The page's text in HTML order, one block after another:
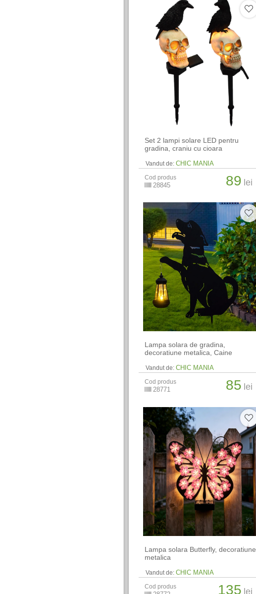
Set 2 lampi solare LED pentru
gradina, craniu cu cioara
Vandut de: CHIC MANIA
Cod produs
28845 89 lei
Lampa solara de gradina,
decoratiune metalica, Caine
Vandut de: CHIC MANIA
Cod produs
28771 85 lei
Lampa solara Butterfly, decoratiune
metalica
Vandut de: CHIC MANIA
Cod produs 135 lei